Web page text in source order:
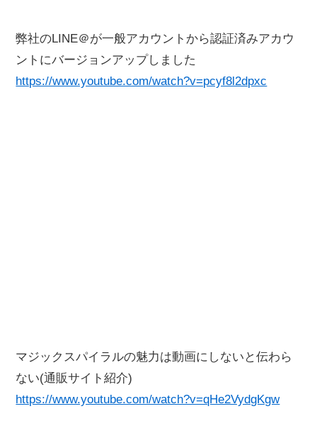
弊社のLINE＠が一般アカウントから認証済みアカウ
ントにバージョンアップしました
https://www.youtube.com/watch?v=pcyf8l2dpxc
マジックスパイラルの魅力は動画にしないと伝わら
ない(通販サイト紹介)
https://www.youtube.com/watch?v=qHe2VydgKgw